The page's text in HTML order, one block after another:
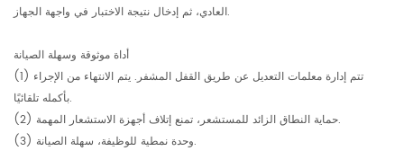
العادي، ثم إدخال نتيجة الاختبار في واجهة الجهاز.
أداة موثوقة وسهلة الصيانة
(1) تتم إدارة معلمات التعديل عن طريق القفل المشفر. يتم الانتهاء من الإجراء
بأكمله تلقائيًا.
(2) حماية النطاق الزائد للمستشعر، تمنع إتلاف أجهزة الاستشعار المهمة.
(3) وحدة نمطية للوظيفة، سهلة الصيانة.